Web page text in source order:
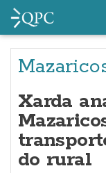
Xarda
do rural